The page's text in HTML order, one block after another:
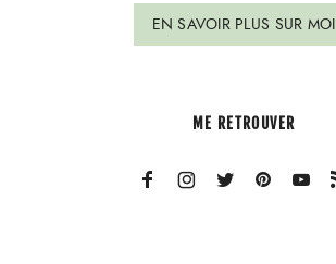
EN SAVOIR PLUS SUR MOI
ME RETROUVER